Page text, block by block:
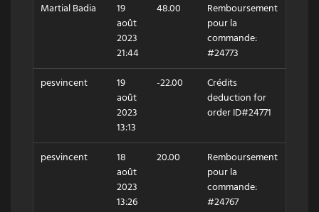
Martial Badia
19
août
2023
21:44
48.00
Remboursement
pour la
commande:
#24773
pesvincent
19
août
2023
13:13
-22.00
Crédits
deduction for
order ID#24771
pesvincent
18
août
2023
13:26
20.00
Remboursement
pour la
commande:
#24767